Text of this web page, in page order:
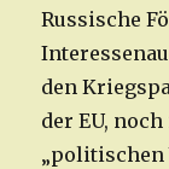
Russische
den
der EU,
„politischen